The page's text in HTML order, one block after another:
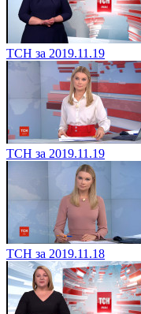
ТСН за 2019.11.19
ТСН за 2019.11.19
ТСН за 2019.11.18